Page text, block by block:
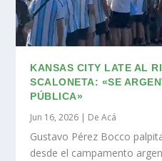
KANSAS CITY LATE AL
SCALONETA: «SE
PÚBLICA»
Jun 16, 2026 | De Acá
Gustavo Pérez Bocco
desde el campamento